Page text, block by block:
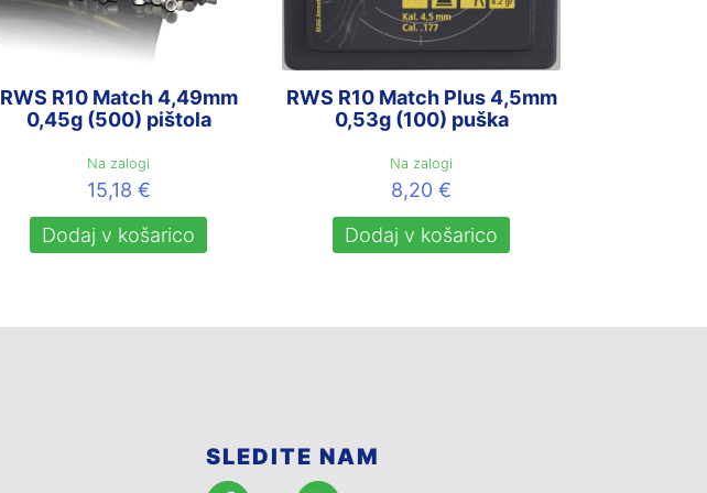
RWS R10 Match 4,49mm
0,45g (500) pištola
Na zalogi
15,18 €
Dodaj v košarico
RWS R10 Match Plus 4,5mm
0,53g (100) puška
Na zalogi
8,20 €
Dodaj v košarico
SLEDITE NAM